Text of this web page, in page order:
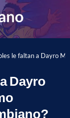
le faltan a Dayro
Dayro